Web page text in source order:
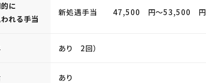
に
れる手当
新処遇手当 47,500 円〜53,500 円
あり 2回）
あり